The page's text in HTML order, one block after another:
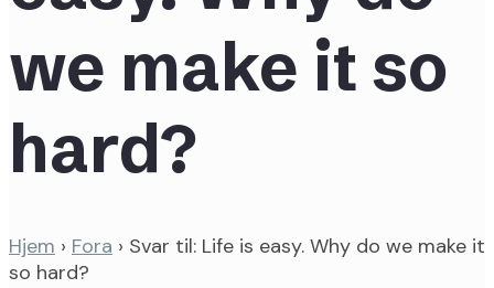
we make it so
hard?
Hjem › Fora › Svar til: Life is easy. Why do we make it
so hard?